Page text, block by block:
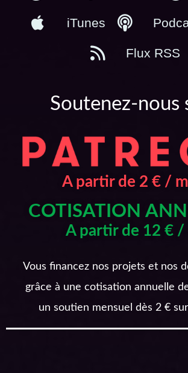
iTunes
Flux RSS
Soutenez-nous
A partir de 2 € /
COTISATION
A partir de 12 € /
Vous financez nos projets et nos
grâce à une cotisation annuelle
un soutien mensuel dès 2 €